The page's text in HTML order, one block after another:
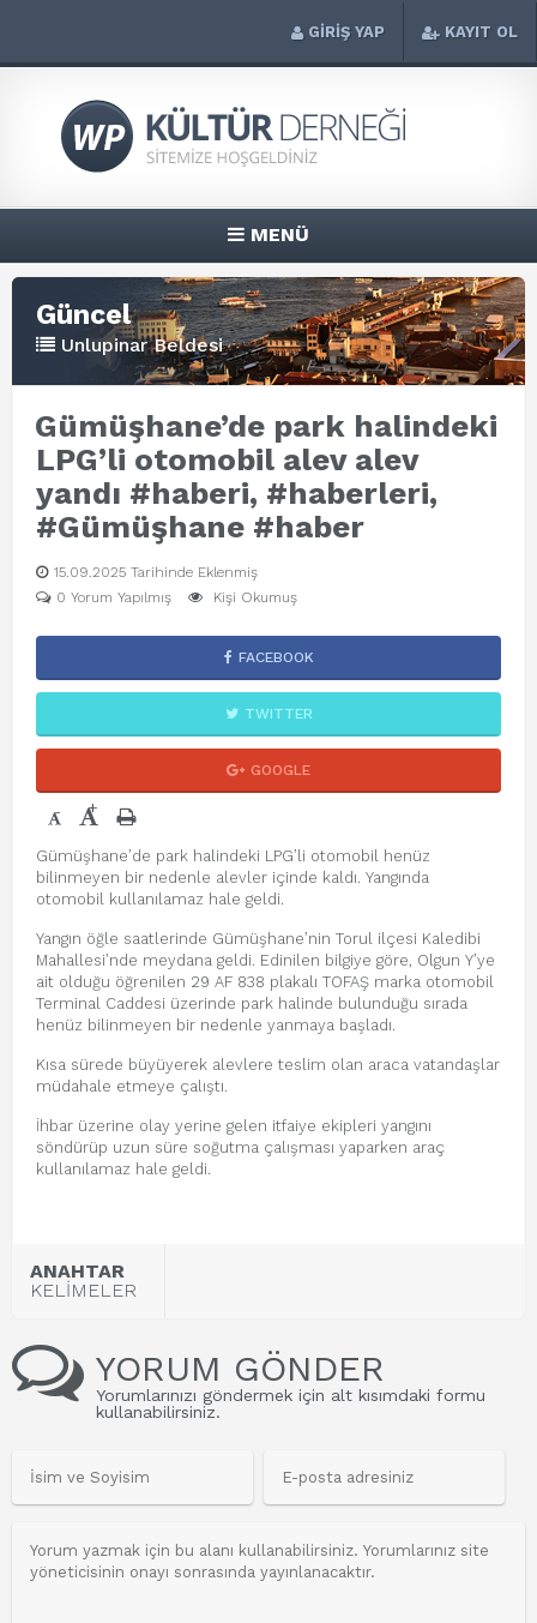
GİRİŞ YAP KAYIT OL
MENÜ
Güncel
Unlupinar Beldesi
Gümüşhane’de park halindeki
LPG’li otomobil alev alev
yandı #haberi, #haberleri,
#Gümüşhane #haber
15.09.2025 Tarihinde Eklenmiş
0 Yorum Yapılmış
Kişi Okumuş
FACEBOOK
TWITTER
GOOGLE
- +
Gümüşhane’de park halindeki LPG’li otomobil henüz
bilinmeyen bir nedenle alevler içinde kaldı. Yangında
otomobil kullanılamaz hale geldi.
Yangın öğle saatlerinde Gümüşhane’nin Torul ilçesi Kaledibi
Mahallesi’nde meydana geldi. Edinilen bilgiye göre, Olgun Y’ye
ait olduğu öğrenilen 29 AF 838 plakalı TOFAŞ marka otomobil
Terminal Caddesi üzerinde park halinde bulunduğu sırada
henüz bilinmeyen bir nedenle yanmaya başladı.
Kısa sürede büyüyerek alevlere teslim olan araca vatandaşlar
müdahale etmeye çalıştı.
İhbar üzerine olay yerine gelen itfaiye ekipleri yangını
söndürüp uzun süre soğutma çalışması yaparken araç
kullanılamaz hale geldi.
ANAHTAR
KELİMELER
YORUM GÖNDER
Yorumlarınızı göndermek için alt kısımdaki formu
kullanabilirsiniz.